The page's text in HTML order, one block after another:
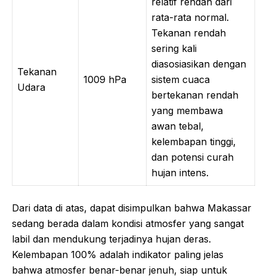
Tekanan
Udara
1009 hPa
rata-rata normal.
Tekanan rendah
sering kali
diasosiasikan dengan
sistem cuaca
bertekanan rendah
yang membawa
awan tebal,
kelembapan tinggi,
dan potensi curah
hujan intens.
Dari data di atas, dapat disimpulkan bahwa Makassar
sedang berada dalam kondisi atmosfer yang sangat
labil dan mendukung terjadinya hujan deras.
Kelembapan 100% adalah indikator paling jelas
bahwa atmosfer benar-benar jenuh, siap untuk